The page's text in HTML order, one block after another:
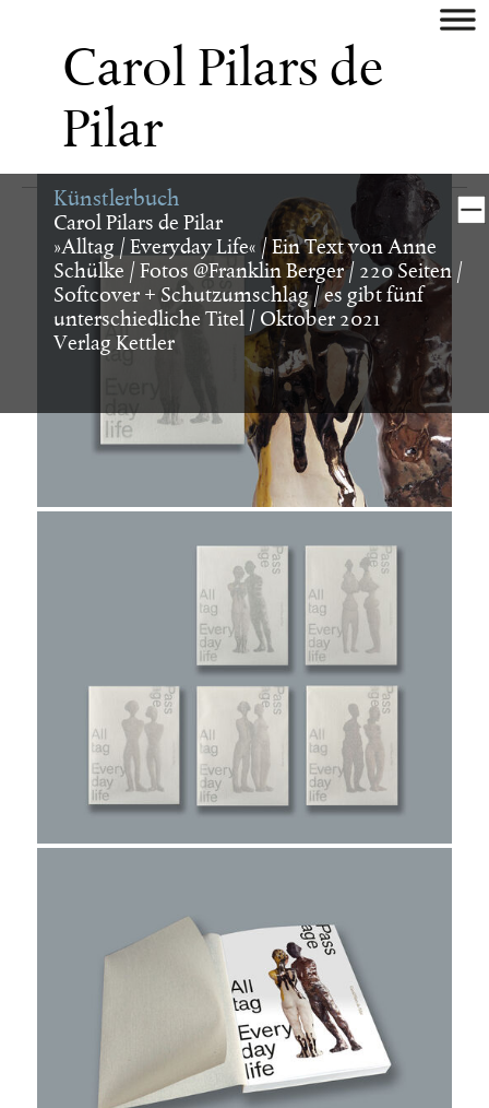
künstler
museum/galerie
verlag
buch
digital
identity
projekt
kontakt
home
Carol Pilars de
Pilar
Künstlerbuch
Carol Pilars de Pilar
»Alltag / Everyday Life« / Ein Text von Anne
Schülke / Fotos @Franklin Berger / 220 Seiten /
Softcover + Schutzumschlag / es gibt fünf
unterschiedliche Titel / Oktober 2021
Verlag Kettler